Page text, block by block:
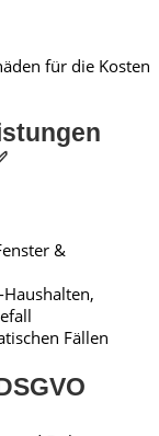
für die Kosten
&
Fällen